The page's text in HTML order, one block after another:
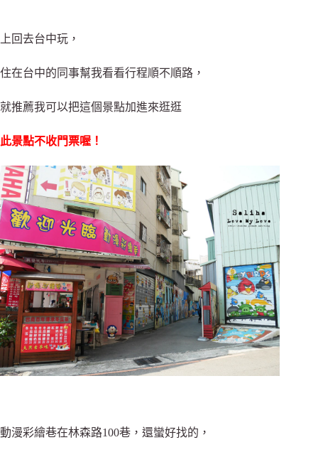
上回去台中玩，
住在台中的同事幫我看看行程順不順路，
就推薦我可以把這個景點加進來逛逛
此景點不收門票喔！
動漫彩繪巷在林森路100巷，還蠻好找的，